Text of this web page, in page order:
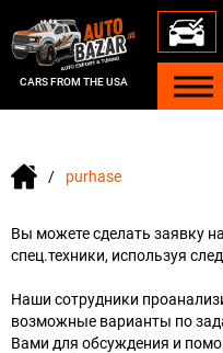
CARS FROM THE USA
purhase
Вы можете сделать заявку
спец.техники, используя
Наши сотрудники
возможные варианты по
Вами для обсуждения и